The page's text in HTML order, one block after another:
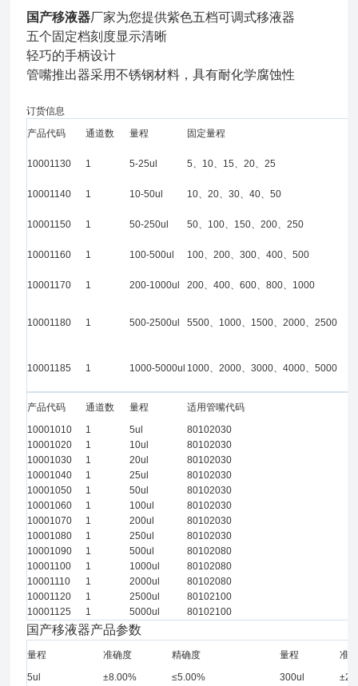
国产移液器厂家为您提供紫色五档可调式移液器
五个固定档刻度显示清晰
轻巧的手柄设计
管嘴推出器采用不锈钢材料，具有耐化学腐蚀性
订货信息
产品代码
通道数 量程 固定量程
10001130 1 5-25ul 5、10、15、20、25
10001140 1 10-50ul 10、20、30、40、50
10001150 1 50-250ul 50、100、150、200、250
10001160 1 100-500ul 100、200、300、400、500
10001170 1 200-1000ul 200、400、600、800、1000
10001180 1 500-2500ul 5500、1000、1500、2000、2500
10001185 1 1000-5000ul 1000、2000、3000、4000、5000
产品代码 通道数 量程
适用管嘴代码
10001010
1 5ul
80102030
10001020
1 10ul
80102030
10001030
1 20ul
80102030
10001040
1 25ul
80102030
10001050
1 50ul
80102030
10001060
1 100ul
80102030
10001070
1 200ul
80102030
10001080
1 250ul
80102030
10001090
1 500ul
80102080
10001100
1 1000ul
80102080
10001110
1 2000ul
80102080
10001120
1 2500ul
80102100
10001125
1 5000ul 80102100
国产移液器产品参数
量程 准确度 精确度 量程
准
5ul
±8.00% ≤5.00% 300ul